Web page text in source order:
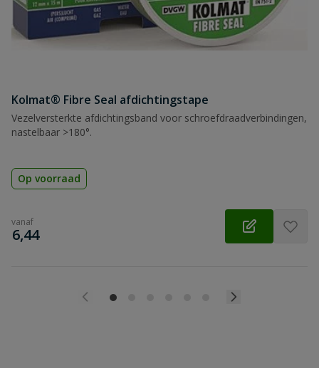
Kolmat® Fibre Seal afdichtingstape
Vezelversterkte afdichtingsband voor schroefdraadverbindingen,
nastelbaar >180°.
Op voorraad
vanaf
€
6,44